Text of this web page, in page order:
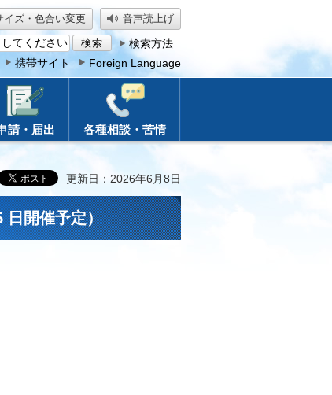
イズ・色合い変更 音声読上げ
検索方法
携帯サイト Foreign Language
請・届出 各種相談・苦情
更新日：2026年6月8日
日開催予定）